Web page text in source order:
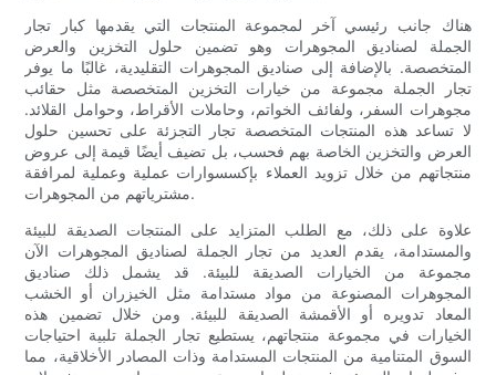
هناك جانب رئيسي آخر لمجموعة المنتجات التي يقدمها كبار تجار
الجملة لصناديق المجوهرات وهو تضمين حلول التخزين والعرض
المتخصصة. بالإضافة إلى صناديق المجوهرات التقليدية، غالبًا ما يوفر
تجار الجملة مجموعة من خيارات التخزين المتخصصة مثل حقائب
مجوهرات السفر، ولفائف الخواتم، وحاملات الأقراط، وحوامل القلائد.
لا تساعد هذه المنتجات المتخصصة تجار التجزئة على تحسين حلول
العرض والتخزين الخاصة بهم فحسب، بل تضيف أيضًا قيمة إلى عروض
منتجاتهم من خلال تزويد العملاء بإكسسوارات عملية وعملية لمرافقة
مشترياتهم من المجوهرات.
علاوة على ذلك، مع الطلب المتزايد على المنتجات الصديقة للبيئة
والمستدامة، يقدم العديد من تجار الجملة لصناديق المجوهرات الآن
مجموعة من الخيارات الصديقة للبيئة. قد يشمل ذلك صناديق
المجوهرات المصنوعة من مواد مستدامة مثل الخيزران أو الخشب
المعاد تدويره أو الأقمشة الصديقة للبيئة. ومن خلال تضمين هذه
الخيارات في مجموعة منتجاتهم، يستطيع تجار الجملة تلبية احتياجات
السوق المتنامية من المنتجات المستدامة وذات المصادر الأخلاقية، مما